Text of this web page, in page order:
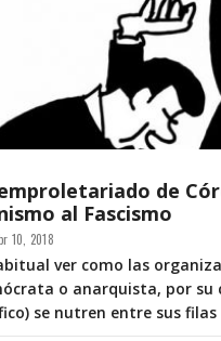
de
al Fascismo
10, 2018
ver como las
o anarquista, por su
se nutren entre sus filas